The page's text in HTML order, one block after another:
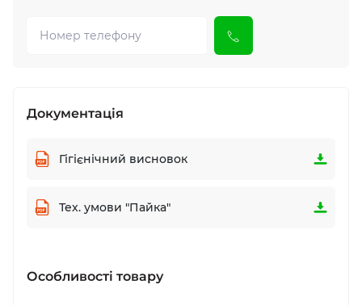
Документація
Гігієнічний висновок
Тех. умови "Пайка"
Особливості товару